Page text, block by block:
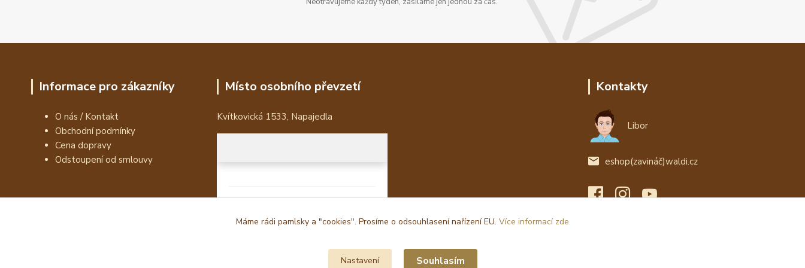
Informace pro zákazníky
O nás / Kontakt
Obchodní podmínky
Cena dopravy
Odstoupení od smlouvy
Místo osobního převzetí
Kvítkovická 1533, Napajedla
Kontakty
Libor
eshop(zavináč)waldi.cz
Máme rádi pamlsky a "cookies". Prosíme o odsouhlasení nařízení EU. Více informací zde
Nastavení Souhlasím